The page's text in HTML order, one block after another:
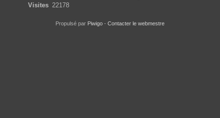
Visites 22178
Propulsé par Piwigo - Contacter le webmestre